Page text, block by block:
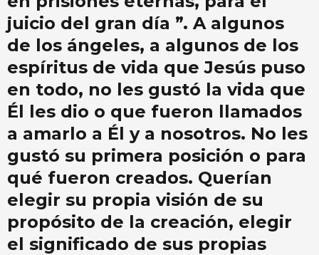
juicio del gran día ”. A algunos
de los ángeles, a algunos de los
espíritus de vida que Jesús puso
en todo, no les gustó la vida que
Él les dio o que fueron llamados
a amarlo a Él y a nosotros. No les
gustó su primera posición o para
qué fueron creados. Querían
elegir su propia visión de su
propósito de la creación, elegir
el significado de sus propias